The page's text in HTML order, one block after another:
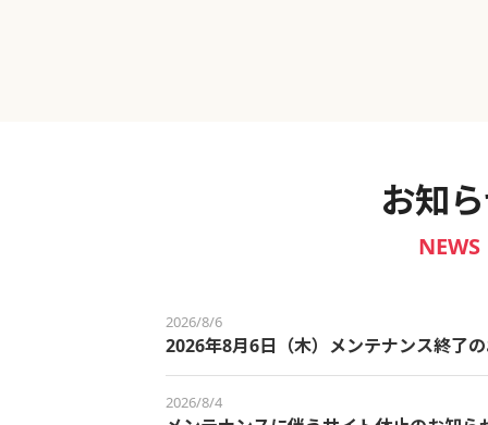
お知
NEWS
2026/8/6
2026年8月6日（木）メンテナンス終了
2026/8/4